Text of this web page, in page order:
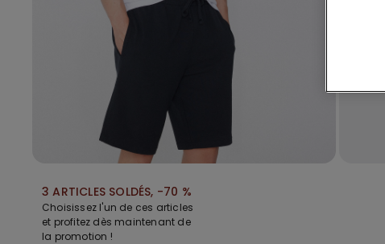
3 ARTICLES SOLDÉS, -70 %
Choisissez l'un de ces articles
et profitez dès maintenant de
la promotion !